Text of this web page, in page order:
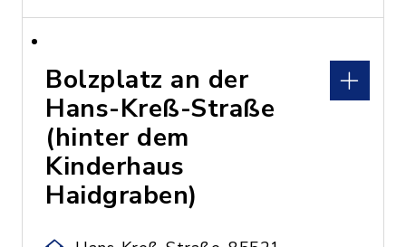
Bolzplatz an der
Hans-Kreß-Straße
(hinter dem
Kinderhaus
Haidgraben)